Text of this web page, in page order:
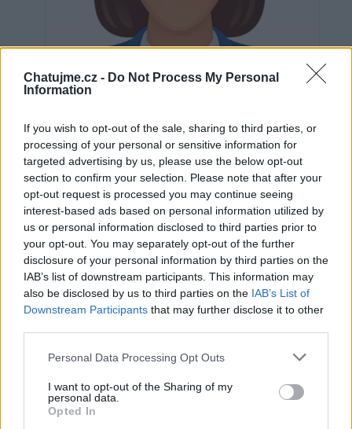
Chatujme.cz - Do Not Process My Personal
Information
If you wish to opt-out of the sale, sharing to third parties, or
processing of your personal or sensitive information for
targeted advertising by us, please use the below opt-out
section to confirm your selection. Please note that after your
opt-out request is processed you may continue seeing
interest-based ads based on personal information utilized by
us or personal information disclosed to third parties prior to
your opt-out. You may separately opt-out of the further
disclosure of your personal information by third parties on the
IAB’s list of downstream participants. This information may
also be disclosed by us to third parties on the IAB’s List of
Downstream Participants that may further disclose it to other
Personal Data Processing Opt Outs
I want to opt-out of the Sharing of my
personal data.
Opted In
Neověřeno
0 uživatelům se líbí
Neověřený profil
Tento uživatel zatím neprokázal svou identitu ověřovací
fotografií. U neověřených profilů nelze zaručit, že fotografie a
údaje odpovídají skutečné osobě.